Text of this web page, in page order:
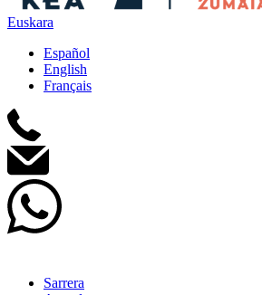
Euskara
Español
English
Français
Sarrera